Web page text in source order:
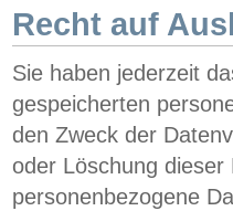
Recht auf
Sie haben jederzeit
gespeicherten
den Zweck der
oder Löschung
personenbezogene